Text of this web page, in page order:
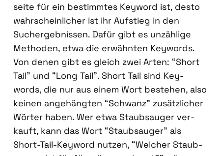
sei­te für ein bestimm­tes Key­word ist, des­to
wahr­schein­li­cher ist ihr Auf­stieg in den
Such­ergeb­nis­sen. Dafür gibt es unzäh­li­ge
Metho­den, etwa die erwähn­ten Key­words.
Von denen gibt es gleich zwei Arten: “Short
Tail” und “Long Tail”. Short Tail sind Key­
words, die nur aus einem Wort bestehen, also
kei­nen ange­häng­ten “Schwanz” zusätz­li­cher
Wör­ter haben. Wer etwa Staub­sauger ver­
kauft, kann das Wort “Staub­sauger” als
Short-Tail-Key­word nut­zen, “Wel­cher Staub­